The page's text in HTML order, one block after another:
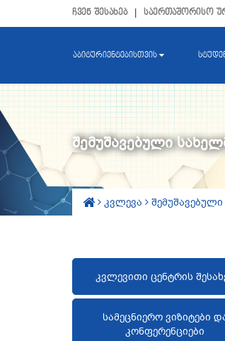
ჩვენ შესახებ საერთაშორისო
აბიტურიენტებისთვის
შემუშავებული
კვლევა
კვლევითი ცენტრის
სამეცნიერო ვიზიტები
კონფერენციები